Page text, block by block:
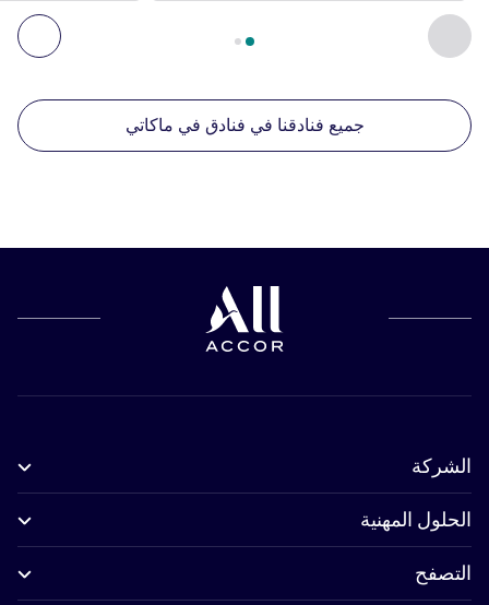
السابق - منشآتنا الأخرى القريبة
الصفحة
جميع فنادقنا في فنادق في ماكاتي
الشركة
الحلول المهنية
التصفح